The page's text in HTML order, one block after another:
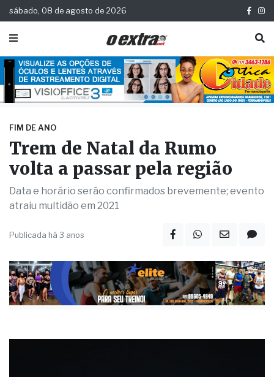
sábado, 08 de agosto de 2026
FIM DE ANO
Trem de Natal da Rumo
volta a passar pela região
Data e horário serão confirmados brevemente; evento